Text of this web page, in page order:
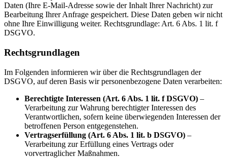
Daten (Ihre E-Mail-Adresse sowie der Inhalt Ihrer Nachricht) zur
Bearbeitung Ihrer Anfrage gespeichert. Diese Daten geben wir nicht
ohne Ihre Einwilligung weiter. Rechtsgrundlage: Art. 6 Abs. 1 lit. f
DSGVO.
Rechtsgrundlagen
Im Folgenden informieren wir über die Rechtsgrundlagen der
DSGVO, auf deren Basis wir personenbezogene Daten verarbeiten:
Berechtigte Interessen (Art. 6 Abs. 1 lit. f DSGVO) –
Verarbeitung zur Wahrung berechtigter Interessen des
Verantwortlichen, sofern keine überwiegenden Interessen der
betroffenen Person entgegenstehen.
Vertragserfüllung (Art. 6 Abs. 1 lit. b DSGVO) –
Verarbeitung zur Erfüllung eines Vertrags oder
vorvertraglicher Maßnahmen.